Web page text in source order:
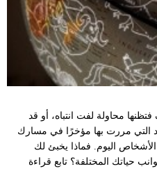
محاولة لفت انتباه، أو قد
التي مررت بها مؤخرًا في مسارك
اليوم. فماذا يخبئ لك
حياتك المختلفة؟ تابع قراءة